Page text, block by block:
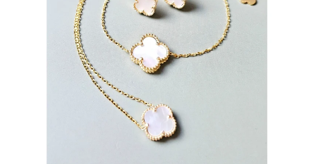
CREATE AN ACCOUNT